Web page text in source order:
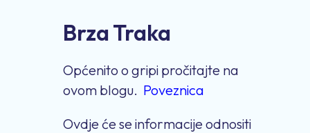
Brza Traka
Općenito o gripi pročitajte na
ovom blogu. Poveznica
Ovdje će se informacije odnositi